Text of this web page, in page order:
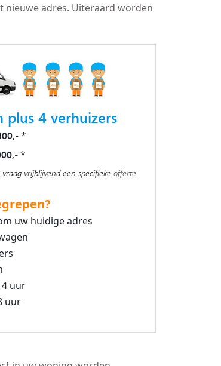
nieuwe adres. Uiteraard worden
plus 4 verhuizers
*
*
vrijblijvend een specifieke offerte
uw huidige adres
4 uur
uur